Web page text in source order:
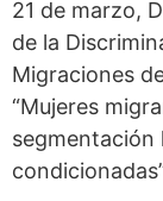
21 de marzo,
de la
Migraciones
“Mujeres
segmentación